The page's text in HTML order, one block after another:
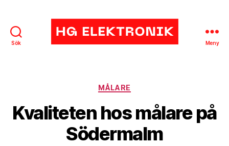
Sök Meny
Kategorier
MÅLARE
Kvaliteten hos målare på
Södermalm